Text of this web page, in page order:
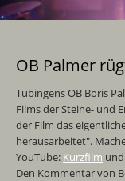
OB Palmer
Tübingens OB Boris
Films der Steine- und
der Film das
herausarbeitet".
YouTube: Kurzfilm und
Den Kommentar von